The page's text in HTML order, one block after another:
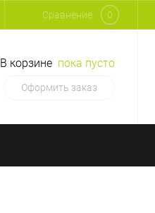
Сравнение 0
В корзине пока пусто
Оформить заказ